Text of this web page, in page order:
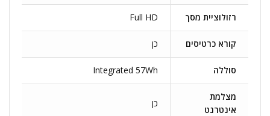
רזולוציית מסך Full HD
קורא כרטיסים כן
סוללה Integrated 57Wh
מצלמת
אינטרנט
כן